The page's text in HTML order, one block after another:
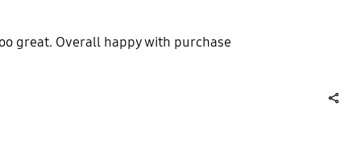
great. Overall happy with purchase